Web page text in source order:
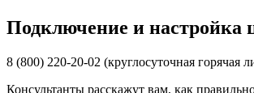
Подключение и настройка
8 (800) 220-20-02 (круглосуточная горячая
Консультанты расскажут вам, как